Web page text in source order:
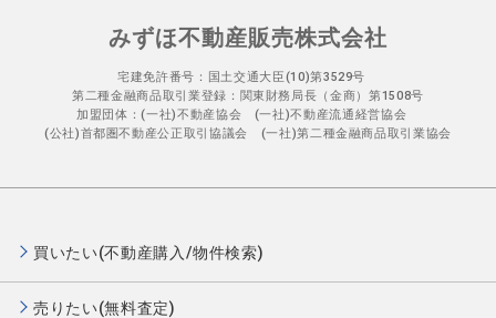
みずほ不動産販売株式会社
宅建免許番号：国土交通大臣(10)第3529号
第二種金融商品取引業登録：関東財務局長（金商）第1508号
加盟団体：(一社)不動産協会 (一社)不動産流通経営協会
(公社)首都圏不動産公正取引協議会 (一社)第二種金融商品取引業協会
買いたい(不動産購入/物件検索)
売りたい(無料査定)